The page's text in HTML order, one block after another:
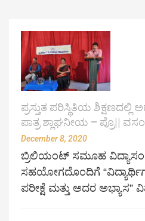
ಪ್ರಸ್ತುತ ಪರಿಸ್ಥಿತಿಯ ಶಿಕ್ಷಣದಲ್ಲಿ
ಪಾತ್ರ ಶ್ಲಾಘನೀಯ – ಪ್ರೊ||
December 8, 2020
ಬ್ರಿಲಿಯಂಟ್ ಸಮೂಹ
ಸಹಯೋಗದೊಂದಿಗೆ
ಪರೀಕ್ಷೆ ಮತ್ತು ಅದರ